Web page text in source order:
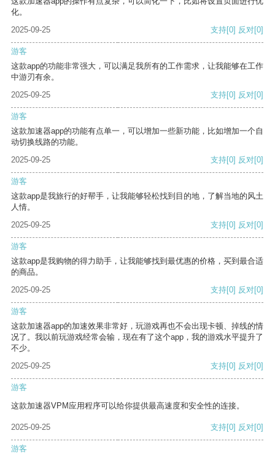
化。
2025-09-25
支持[0] 反对[0]
游客
这款app的功能非常强大，可以满足我所有的工作需求，让我能够在工作
中游刃有余。
2025-09-25
支持[0] 反对[0]
游客
这款加速器app的功能有点单一，可以增加一些新功能，比如增加一个自
动切换线路的功能。
2025-09-25
支持[0] 反对[0]
游客
这款app是我旅行的好帮手，让我能够轻松找到目的地，了解当地的风土
人情。
2025-09-25
支持[0] 反对[0]
游客
这款app是我购物的得力助手，让我能够找到最优惠的价格，买到最合适
的商品。
2025-09-25
支持[0] 反对[0]
游客
这款加速器app的加速效果非常好，玩游戏再也不会出现卡顿、掉线的情
况了。我以前玩游戏经常会输，现在有了这个app，我的游戏水平提升了
不少。
2025-09-25
支持[0] 反对[0]
游客
这款加速器VPM应用程序可以给你提供最高速度和安全性的连接。
2025-09-25 支持[0] 反对[0]
游客